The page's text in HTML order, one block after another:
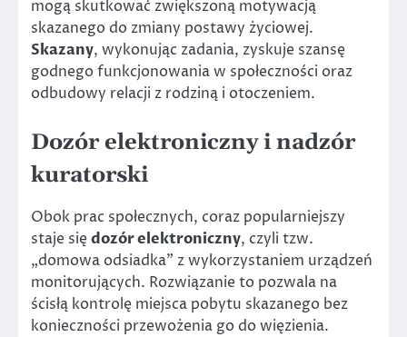
mogą skutkować zwiększoną motywacją
skazanego do zmiany postawy życiowej.
Skazany, wykonując zadania, zyskuje szansę
godnego funkcjonowania w społeczności oraz
odbudowy relacji z rodziną i otoczeniem.
Dozór elektroniczny i nadzór
kuratorski
Obok prac społecznych, coraz popularniejszy
staje siędozór elektroniczny, czyli tzw.
„domowa odsiadka” z wykorzystaniem urządzeń
monitorujących. Rozwiązanie to pozwala na
ścisłą kontrolę miejsca pobytu skazanego bez
konieczności przewożenia go do więzienia.